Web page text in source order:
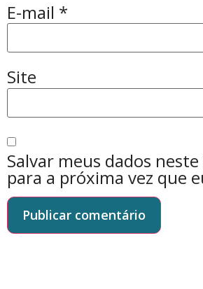
E-mail *
Site
Salvar meus dados
para a próxima vez que